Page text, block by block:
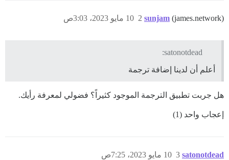
sunjam (james.network) 10 مايو 2023، 3:03ص 2
satonotdead:
أعلم أن لدينا إضافة ترجمة
هل جربت تطبيق الترجمة الموجود كثيراً؟ فضولي لمعرفة رأيك.
إعجاب واحد (1)
satonotdead 10 مايو 2023، 7:25ص 3